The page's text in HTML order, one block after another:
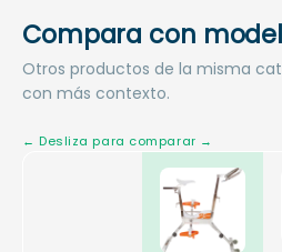
Compara con
Otros productos de la misma
con más contexto.